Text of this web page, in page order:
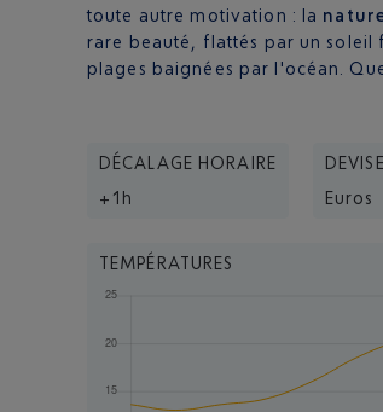
toute autre motivation : la
rare beauté, flattés par un
plages baignées par l'océan.
DÉCALAGE HORAIRE
+1h
DEVISE
Euros
TEMPÉRATURES